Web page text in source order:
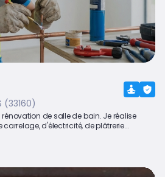
(33160)
de salle de bain. Je réalise
d'électricité, de plâtrerie...